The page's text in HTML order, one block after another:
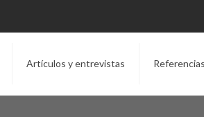
Artículos y entrevistas